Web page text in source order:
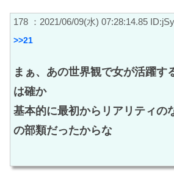
178 ：2021/06/09(水) 07:28:14.85
>>21
まぁ、あの世界観で女が活躍す
は確か
基本的に最初からリアリティの
の部類だったからな